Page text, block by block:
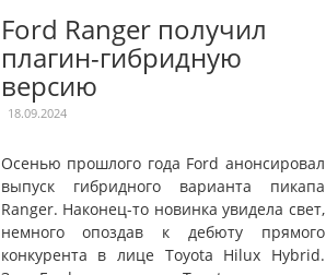
Ford Ranger получил
плагин-гибридную
версию
18.09.2024
Осенью прошлого года Ford анонсировал
выпуск гибридного варианта пикапа
Ranger. Наконец-то новинка увидела свет,
немного опоздав к дебюту прямого
конкурента в лице Toyota Hilux Hybrid.